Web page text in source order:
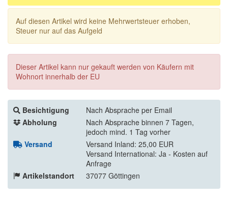
Auf diesen Artikel wird keine Mehrwertsteuer erhoben,
Steuer nur auf das Aufgeld
Dieser Artikel kann nur gekauft werden von Käufern mit
Wohnort innerhalb der EU
Besichtigung
Nach Absprache per Email
Abholung
Nach Absprache binnen 7 Tagen,
jedoch mind. 1 Tag vorher
Versand
Versand Inland: 25,00 EUR
Versand International: Ja - Kosten auf
Anfrage
Artikelstandort
37077 Göttingen